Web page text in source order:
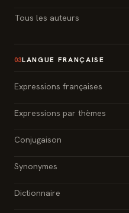
Tous les auteurs
03LANGUE FRANÇAISE
Expressions françaises
Expressions par thèmes
Conjugaison
Synonymes
Dictionnaire